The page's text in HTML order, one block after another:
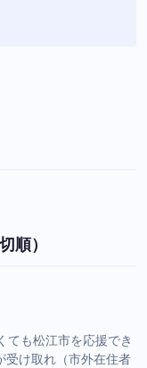
順）
ても松江市を応援でき
受け取れ（市外在住者